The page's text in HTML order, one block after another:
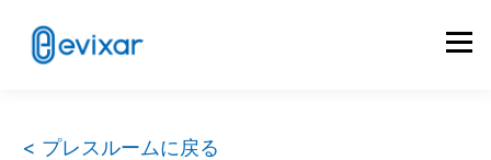
< プレスルームに戻る